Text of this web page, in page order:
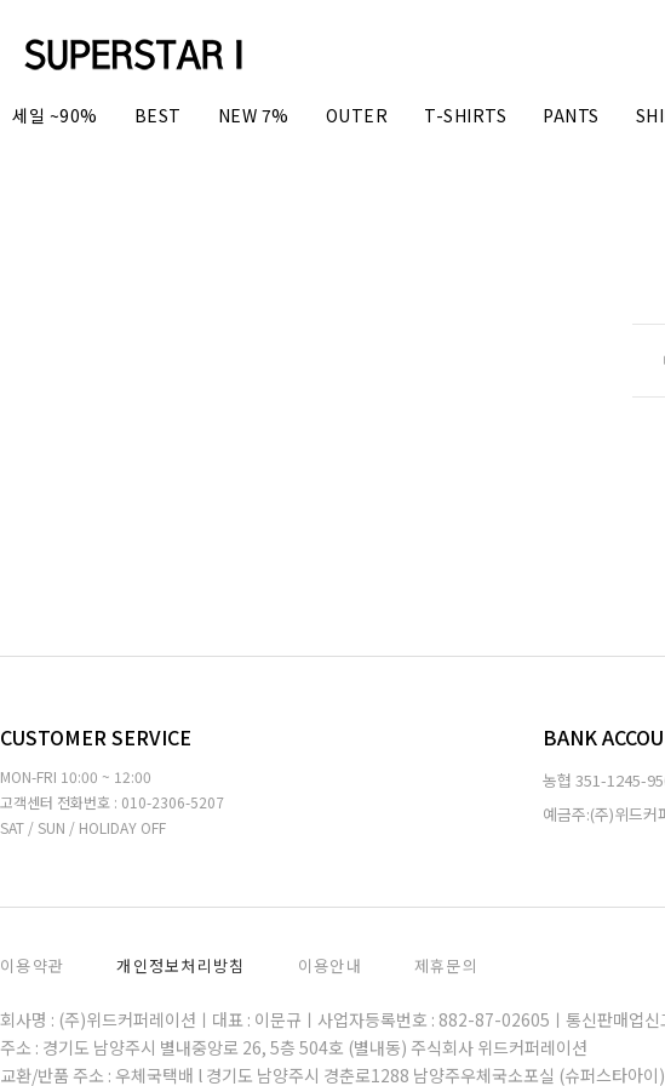
세일 ~90% BEST NEW 7% OUTER T-SHIRTS PANTS
CUSTOMER SERVICE
MON-FRI 10:00 ~ 12:00
고객센터 전화번호 : 010-2306-5207
SAT / SUN / HOLIDAY OFF
BANK
농협 351-1245-
예금주:(주)위드커
이용약관 개인정보처리방침 이용안내 제휴문의
회사명 : (주)위드커퍼레이션ㅣ대표 : 이문규ㅣ사업자등록번호 : 882-87-02605ㅣ통신판매업
주소 : 경기도 남양주시 별내중앙로 26, 5층 504호 (별내동) 주식회사 위드커퍼레이션
교환/반품 주소 : 우체국택배 l 경기도 남양주시 경춘로1288 남양주우체국소포실 (슈퍼스타아이)